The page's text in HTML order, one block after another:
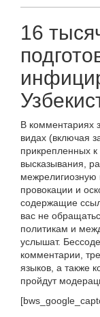
16
В комментариях
видах (включая
прикрепленных
высказывания,
провокации и
содержащие
вас не
политикам и
услышат.
комментарии,
языков, а также
пройдут